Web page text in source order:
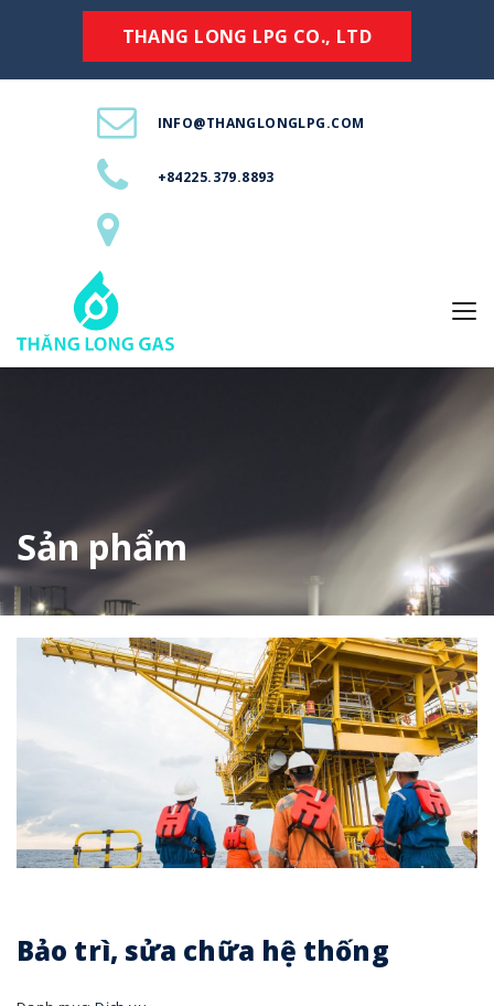
THANG LONG LPG CO., LTD
INFO@THANGLONGLPG.COM
+84225.379.8893
Sản phẩm
Bảo trì, sửa chữa hệ thống